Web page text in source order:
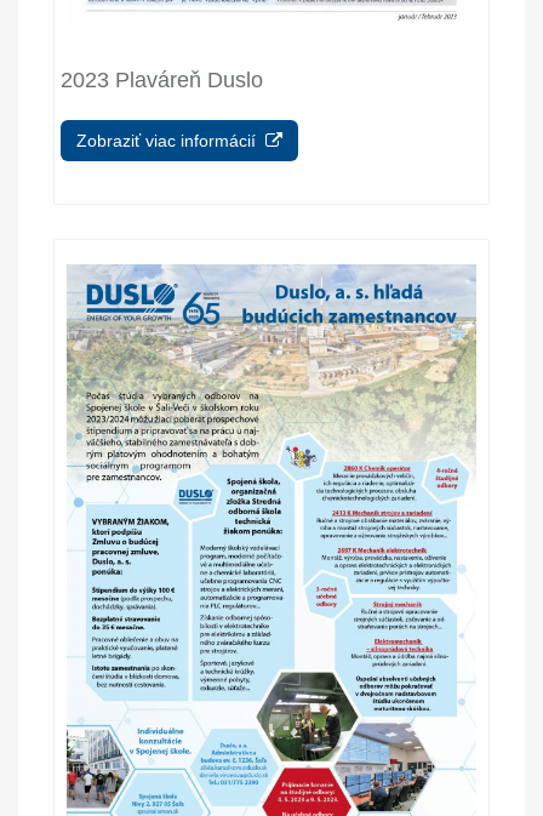
2023 Plaváreň Duslo
Zobraziť viac informácií